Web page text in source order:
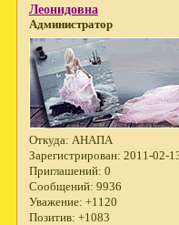
Леонидовна
Администратор
Откуда: АНАПА
Зарегистрирован: 2011-02-
Приглашений: 0
Сообщений: 9936
Уважение: +1120
Позитив: +1083